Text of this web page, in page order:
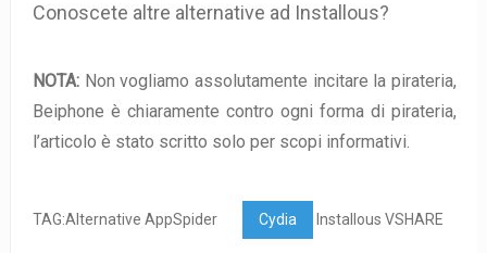
Conoscete altre alternative ad Installous?
NOTA:Non vogliamo assolutamente incitare la pirateria,
Beiphone è chiaramente contro ogni forma di pirateria,
l’articolo è stato scritto solo per scopi informativi.
TAG:Alternative AppSpider Cydia Installous VSHARE